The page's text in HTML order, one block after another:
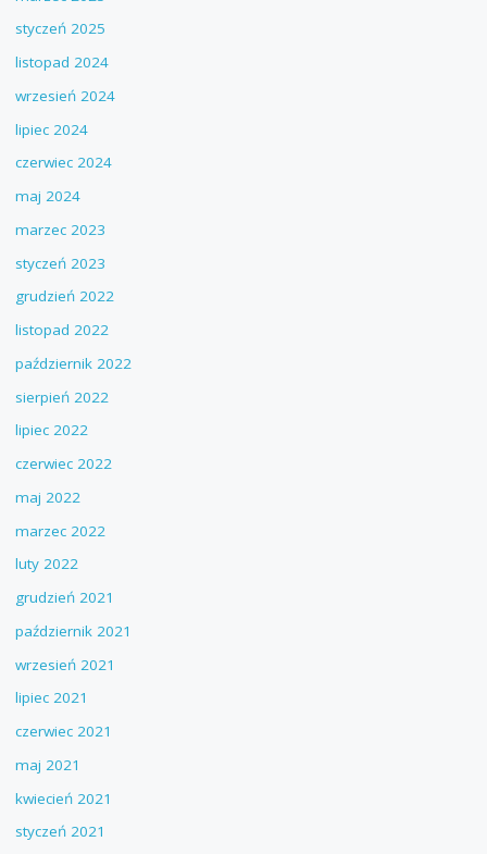
styczeń 2025
listopad 2024
wrzesień 2024
lipiec 2024
czerwiec 2024
maj 2024
marzec 2023
styczeń 2023
grudzień 2022
listopad 2022
październik 2022
sierpień 2022
lipiec 2022
czerwiec 2022
maj 2022
marzec 2022
luty 2022
grudzień 2021
październik 2021
wrzesień 2021
lipiec 2021
czerwiec 2021
maj 2021
kwiecień 2021
styczeń 2021